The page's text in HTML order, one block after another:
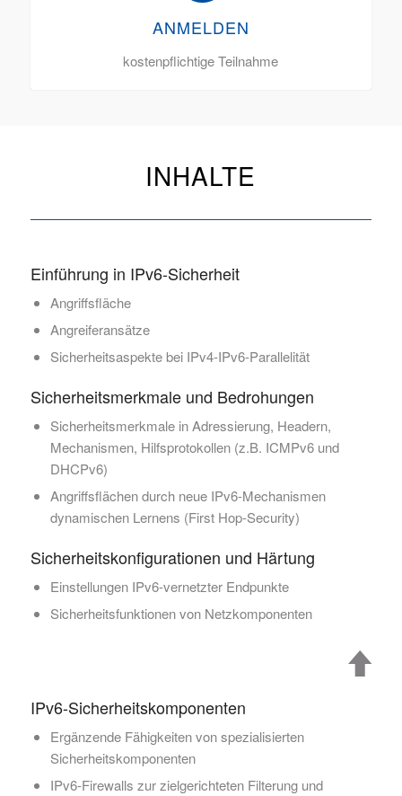
ANMELDEN
kostenpflichtige Teilnahme
INHALTE
Einführung in IPv6-Sicherheit
Angriffsfläche
Angreiferansätze
Sicherheitsaspekte bei IPv4-IPv6-Parallelität
Sicherheitsmerkmale und Bedrohungen
Sicherheitsmerkmale in Adressierung, Headern,
Mechanismen, Hilfsprotokollen (z.B. ICMPv6 und
DHCPv6)
Angriffsflächen durch neue IPv6-Mechanismen
dynamischen Lernens (First Hop-Security)
Sicherheitskonfigurationen und Härtung
Einstellungen IPv6-vernetzter Endpunkte
Sicherheitsfunktionen von Netzkomponenten
IPv6-Sicherheitskomponenten
Ergänzende Fähigkeiten von spezialisierten
Sicherheitskomponenten
IPv6-Firewalls zur zielgerichteten Filterung und